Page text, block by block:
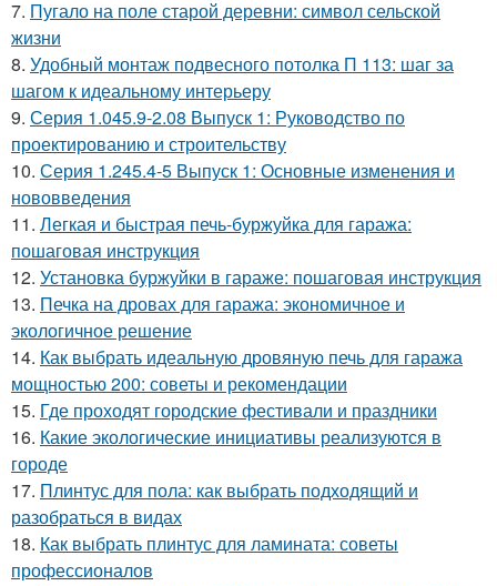
7. Пугало на поле старой деревни: символ сельской
жизни
8. Удобный монтаж подвесного потолка П 113: шаг за
шагом к идеальному интерьеру
9. Серия 1.045.9-2.08 Выпуск 1: Руководство по
проектированию и строительству
10. Серия 1.245.4-5 Выпуск 1: Основные изменения и
нововведения
11. Легкая и быстрая печь-буржуйка для гаража:
пошаговая инструкция
12. Установка буржуйки в гараже: пошаговая инструкция
13. Печка на дровах для гаража: экономичное и
экологичное решение
14. Как выбрать идеальную дровяную печь для гаража
мощностью 200: советы и рекомендации
15. Где проходят городские фестивали и праздники
16. Какие экологические инициативы реализуются в
городе
17. Плинтус для пола: как выбрать подходящий и
разобраться в видах
18. Как выбрать плинтус для ламината: советы
профессионалов